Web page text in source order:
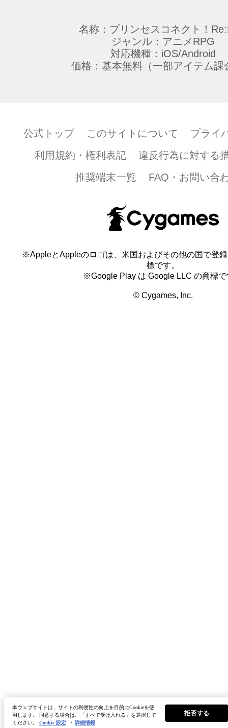
名称：プリンセスコネクト！
ジャンル：アニメRPG
対応機種：iOS/Android
価格：基本無料（一部アイテム課
公式トップ このサイトについて
プライ
利用規約・権利表記
違反行為に対する
推奨端末一覧
FAQ・お問い合
※AppleとAppleのロゴは、米国およびその他の国で登
標です。
※Google Play は Google LLC の商標で
© Cygames, Inc.
本ウェブサイトは、サイトの利便性の向上を目的にCookieを使
用します。 同意する場合は、「すべて受け入れる」を選択して
ください。 Cookie 設定 / 詳細情報
拒否する